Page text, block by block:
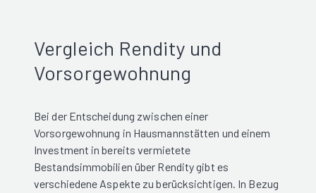
Vergleich Rendity und
Vorsorgewohnung
Bei der Entscheidung zwischen einer
Vorsorgewohnung in Hausmannstätten und einem
Investment in bereits vermietete
Bestandsimmobilien über Rendity gibt es
verschiedene Aspekte zu berücksichtigen. In Bezug